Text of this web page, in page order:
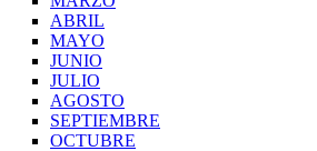
ABRIL
MAYO
JUNIO
JULIO
AGOSTO
SEPTIEMBRE
OCTUBRE